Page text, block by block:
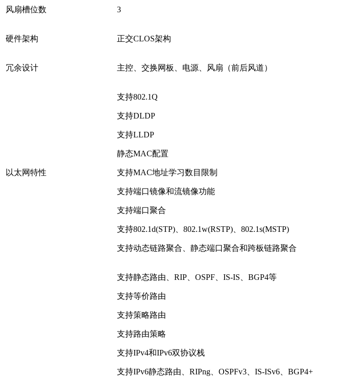
风扇槽位数 3
硬件架构 正交CLOS架构
冗余设计 主控、交换网板、电源、风扇（前后风道）
以太网特性
支持802.1Q
支持DLDP
支持LLDP
静态MAC配置
支持MAC地址学习数目限制
支持端口镜像和流镜像功能
支持端口聚合
支持802.1d(STP)、802.1w(RSTP)、802.1s(MSTP)
支持动态链路聚合、静态端口聚合和跨板链路聚合
支持静态路由、RIP、OSPF、IS-IS、BGP4等
支持等价路由
支持策略路由
支持路由策略
支持IPv4和IPv6双协议栈
支持IPv6静态路由、RIPng、OSPFv3、IS-ISv6、BGP4+